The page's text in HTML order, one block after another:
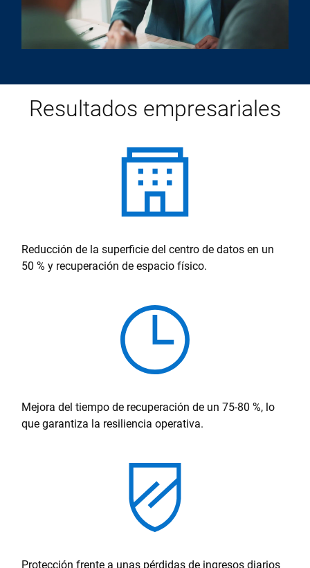
Resultados empresariales
Reducción de la superficie del centro de datos en un
50 % y recuperación de espacio físico.
Mejora del tiempo de recuperación de un 75-80 %, lo
que garantiza la resiliencia operativa.
Protección frente a unas pérdidas de ingresos diarios